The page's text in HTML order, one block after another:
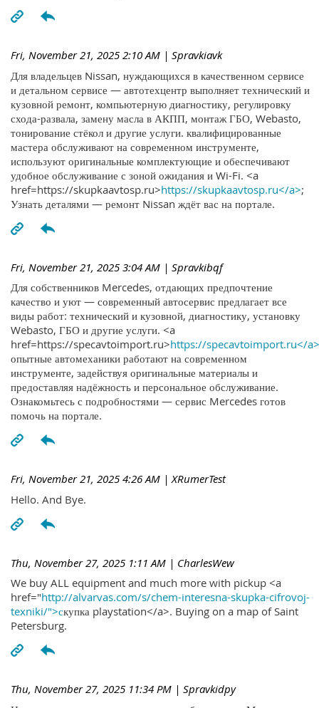
Fri, November 21, 2025 2:10 AM | Spravkiavk
Для владельцев Nissan, нуждающихся в качественном сервисе
и детальном сервисе — автотехцентр выполняет технический и
кузовной ремонт, компьютерную диагностику, регулировку
схода-развала, замену масла в АКПП, монтаж ГБО, Webasto,
тонирование стёкол и другие услуги. квалифицированные
мастера обслуживают на современном инструменте,
используют оригинальные комплектующие и обеспечивают
удобное обслуживание с зоной ожидания и Wi-Fi. <a
href=https://skupkaavtosp.ru>https://skupkaavtosp.ru</a>;
Узнать деталями — ремонт Nissan ждёт вас на портале.
Fri, November 21, 2025 3:04 AM | Spravkibqf
Для собственников Mercedes, отдающих предпочтение
качество и уют — современный автосервис предлагает все
виды работ: технический и кузовной, диагностику, установку
Webasto, ГБО и другие услуги. <a
href=https://specavtoimport.ru>https://specavtoimport.ru</a>
опытные автомеханики работают на современном
инструменте, задействуя оригинальные материалы и
предоставляя надёжность и персональное обслуживание.
Ознакомьтесь с подробностями — сервис Mercedes готов
помочь на портале.
Fri, November 21, 2025 4:26 AM | XRumerTest
Hello. And Bye.
Thu, November 27, 2025 1:11 AM | CharlesWew
We buy ALL equipment and much more with pickup <a
href="http://alvarvas.com/s/chem-interesna-skupka-cifrovoj-
texniki/">скупка playstation</a>. Buying on a map of Saint
Petersburg.
Thu, November 27, 2025 11:34 PM | Spravkidpy